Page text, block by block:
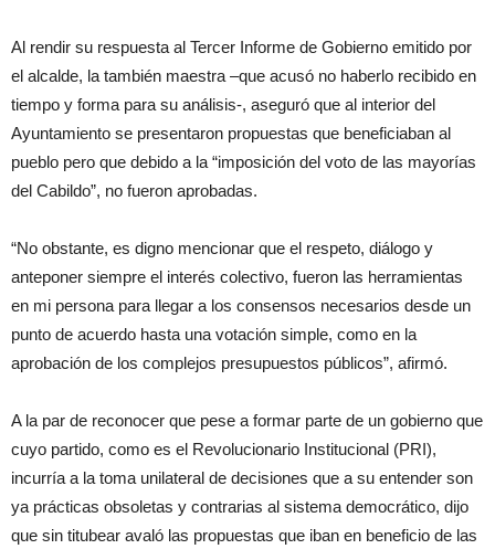
Al rendir su respuesta al Tercer Informe de Gobierno emitido por
el alcalde, la también maestra –que acusó no haberlo recibido en
tiempo y forma para su análisis-, aseguró que al interior del
Ayuntamiento se presentaron propuestas que beneficiaban al
pueblo pero que debido a la “imposición del voto de las mayorías
del Cabildo”, no fueron aprobadas.
“No obstante, es digno mencionar que el respeto, diálogo y
anteponer siempre el interés colectivo, fueron las herramientas
en mi persona para llegar a los consensos necesarios desde un
punto de acuerdo hasta una votación simple, como en la
aprobación de los complejos presupuestos públicos”, afirmó.
A la par de reconocer que pese a formar parte de un gobierno que
cuyo partido, como es el Revolucionario Institucional (PRI),
incurría a la toma unilateral de decisiones que a su entender son
ya prácticas obsoletas y contrarias al sistema democrático, dijo
que sin titubear avaló las propuestas que iban en beneficio de las